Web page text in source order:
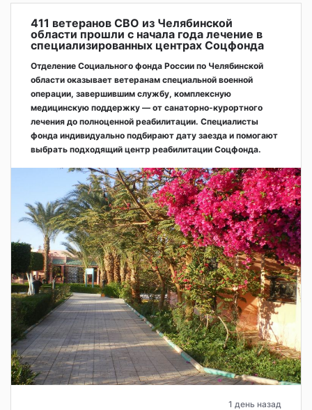
411 ветеранов СВО из Челябинской
области прошли с начала года лечение в
специализированных центрах Соцфонда
Отделение Социального фонда России по Челябинской
области оказывает ветеранам специальной военной
операции, завершившим службу, комплексную
медицинскую поддержку — от санаторно-курортного
лечения до полноценной реабилитации. Специалисты
фонда индивидуально подбирают дату заезда и помогают
выбрать подходящий центр реабилитации Соцфонда.
1 день назад